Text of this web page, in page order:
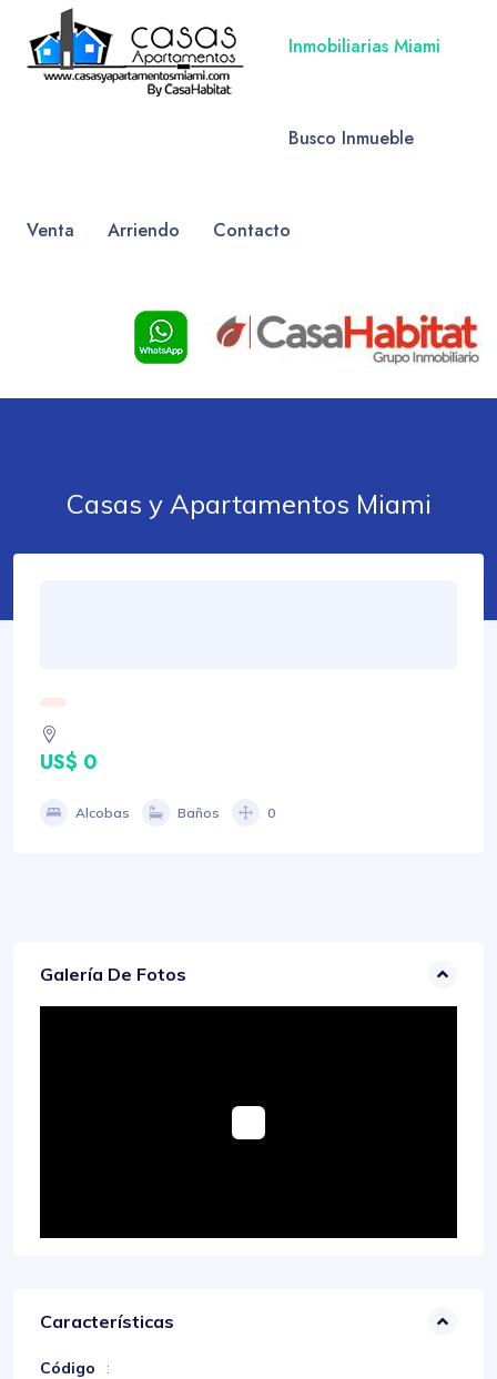
Inmobiliarias Miami
Busco Inmueble
Venta Arriendo Contacto
Casas y Apartamentos Miami
US$ 0
Alcobas Baños 0
Galería De Fotos
Características
Código :